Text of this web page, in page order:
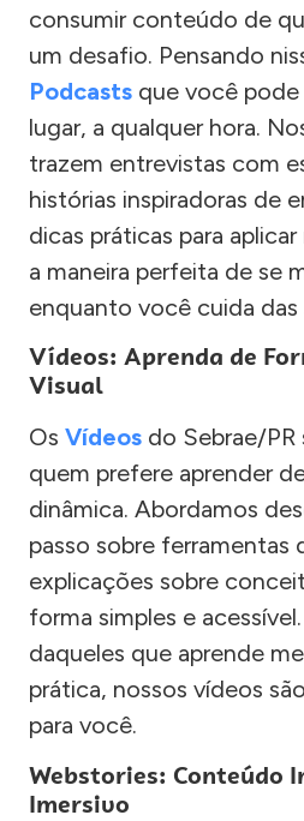
consumir conteúdo de
um desafio. Pensando
Podcasts que você
lugar, a qualquer hora.
trazem entrevistas com
histórias inspiradoras de
dicas práticas para
a maneira perfeita de se
enquanto você cuida das
Vídeos: Aprenda de
Visual
Os Vídeos do Sebrae/PR
quem prefere aprender
dinâmica. Abordamos
passo sobre ferramentas
explicações sobre
forma simples e
daqueles que aprende
prática, nossos vídeos
para você.
Webstories: Conteúdo
Imersivo